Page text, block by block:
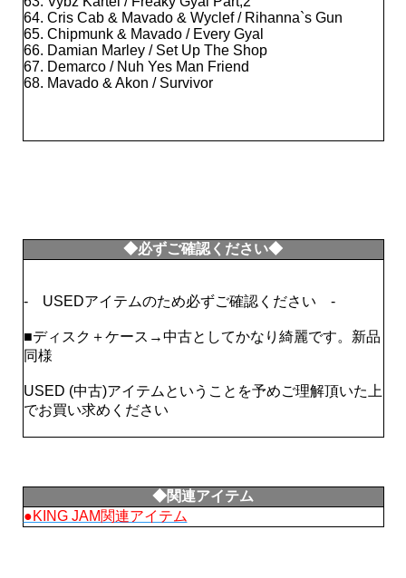
64. Cris Cab & Mavado & Wyclef / Rihanna`s Gun
65. Chipmunk & Mavado / Every Gyal
66. Damian Marley / Set Up The Shop
67. Demarco / Nuh Yes Man Friend
68. Mavado & Akon / Survivor
◆必ずご確認ください◆
- USEDアイテムのため必ずご確認ください -
■ディスク＋ケース→中古としてかなり綺麗です。新品
同様
USED (中古)アイテムということを予めご理解頂いた上
でお買い求めください
◆関連アイテム
●KING JAM関連アイテム